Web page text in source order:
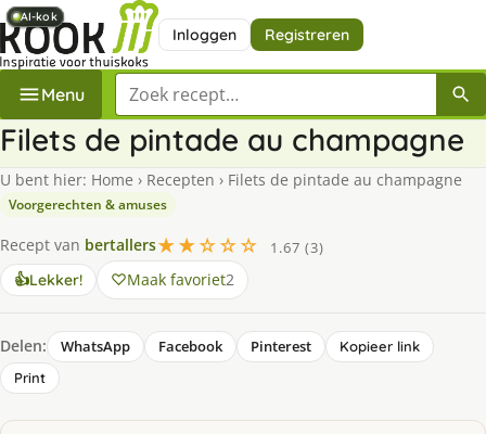
Inloggen Registreren
Menu Zoek een recept
Filets de pintade au champagne
U bent hier: Home › Recepten › Filets de pintade au champagne
Voorgerechten & amuses
Recept van bertallers★★☆☆☆
1.67 (3)
👍Lekker! Maak favoriet2
Delen: WhatsApp Facebook Pinterest
Kopieer link
Print
AI-kok
AI-kok
AI-kok
AI-kok